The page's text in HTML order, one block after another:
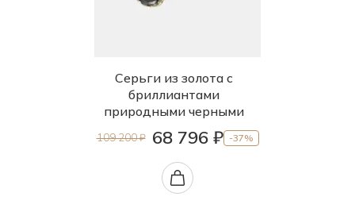
Серьги из золота с
бриллиантами
природными черными
109 200 ₽ 68 796 ₽ -37%